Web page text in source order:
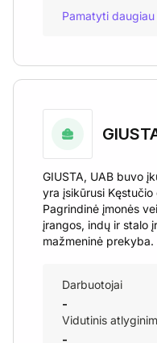
Pamatyti daugiau
GIUSTA, UAB buvo
yra įsikūrusi Kęstučio
Pagrindinė įmonės
įrangos, indų ir stalo
mažmeninė prekyba.
Darbuotojai
-
Vidutinis
-